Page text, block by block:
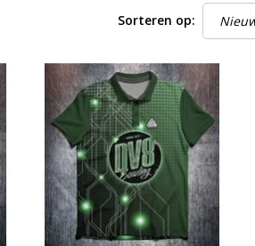
Sorteren op: